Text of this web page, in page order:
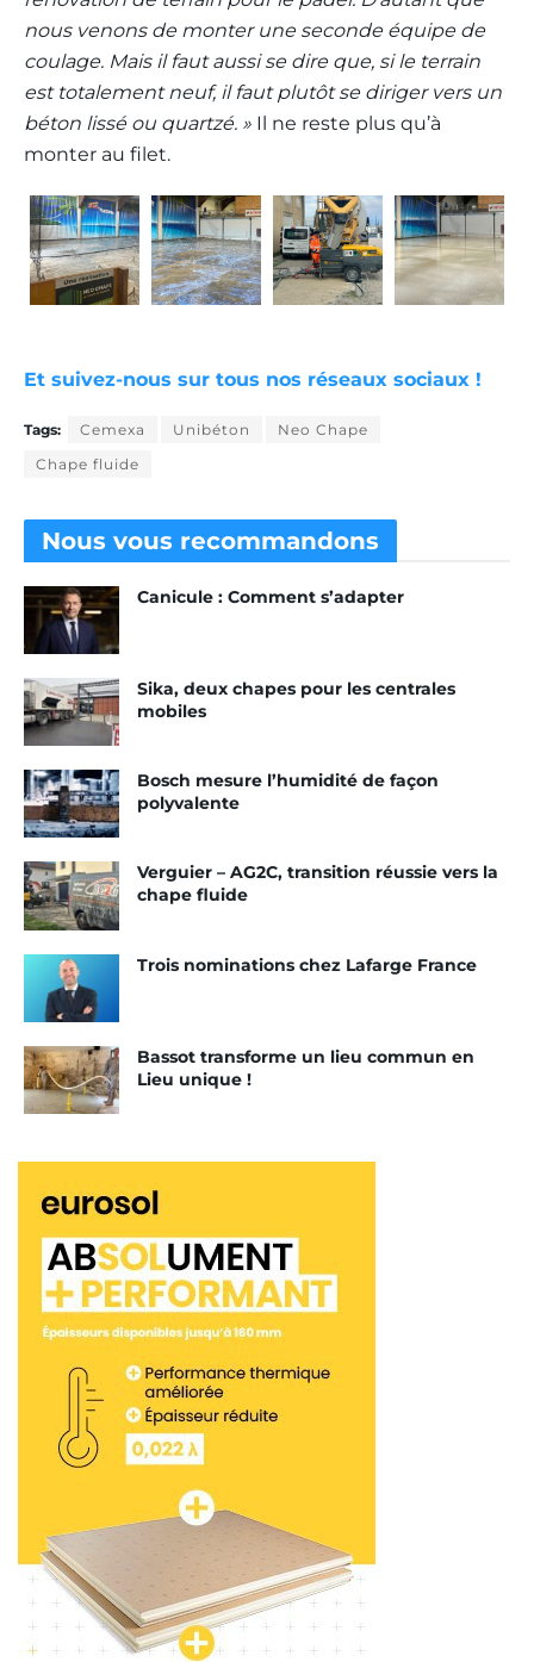
nous venons de monter une seconde équipe de
coulage. Mais il faut aussi se dire que, si le terrain
est totalement neuf, il faut plutôt se diriger vers un
béton lissé ou quartzé. » Il ne reste plus qu’à
monter au filet.
Et suivez-nous sur tous nos réseaux sociaux !
Tags: Cemexa Unibéton
Neo Chape
Chape fluide
Nous vous recommandons
Canicule : Comment s’adapter
Sika, deux chapes pour les centrales
mobiles
Bosch mesure l’humidité de façon
polyvalente
Verguier – AG2C, transition réussie vers la
chape fluide
Trois nominations chez Lafarge France
Bassot transforme un lieu commun en
Lieu unique !